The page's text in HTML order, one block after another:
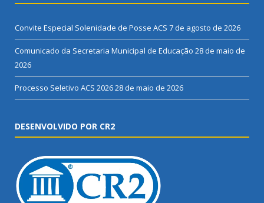
Convite Especial Solenidade de Posse ACS 7 de agosto de 2026
Comunicado da Secretaria Municipal de Educação 28 de maio de
2026
Processo Seletivo ACS 202628 de maio de 2026
DESENVOLVIDO POR CR2